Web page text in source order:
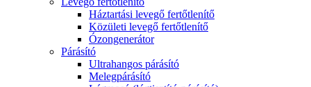
Háztartási levegő fertőtlenítő
Közületi levegő fertőtlenítő
Ózongenerátor
Párásító
Ultrahangos párásító
Melegpárásító